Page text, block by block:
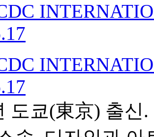
도쿄(東京) 출신.